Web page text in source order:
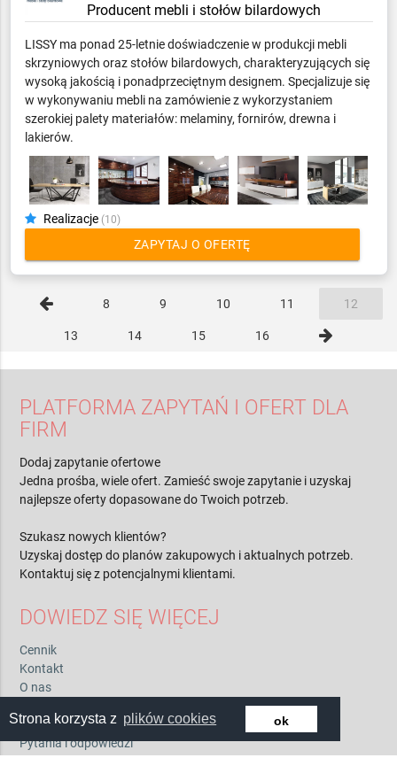
Strona korzysta z plików cookies ok
Producent mebli i stołów bilardowych
LISSY ma ponad 25-letnie doświadczenie w produkcji mebli
skrzyniowych oraz stołów bilardowych, charakteryzujących się
wysoką jakością i ponadprzeciętnym designem. Specjalizuje się
w wykonywaniu mebli na zamówienie z wykorzystaniem
szerokiej palety materiałów: melaminy, fornirów, drewna i
lakierów.
Realizacje (10)
ZAPYTAJ O OFERTĘ
8 9 10 11 12
13 14 15 16
PLATFORMA ZAPYTAŃ I OFERT DLA
FIRM
Dodaj zapytanie ofertowe
Jedna prośba, wiele ofert. Zamieść swoje zapytanie i uzyskaj
najlepsze oferty dopasowane do Twoich potrzeb.
Szukasz nowych klientów?
Uzyskaj dostęp do planów zakupowych i aktualnych potrzeb.
Kontaktuj się z potencjalnymi klientami.
DOWIEDZ SIĘ WIĘCEJ
Cennik
Kontakt
O nas
Polityka prywatności
Pytania i odpowiedzi